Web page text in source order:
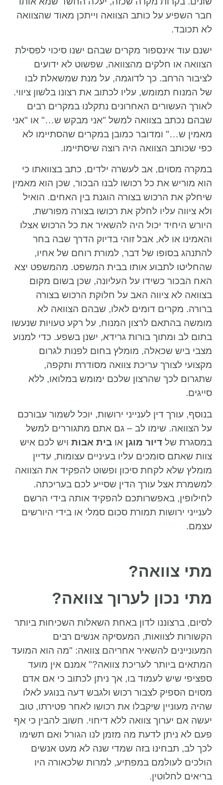
חבר השפיע על כותב הצוואה וייתכן מאוד שהצוואה
לא תכובד.
ישנם עוד אינספור מקרים שבהם ישנו סיכוי לפסילת
הצוואה או חלקים מהצוואה, שפשוט לא ידועים
לציבור הרחב. כך לדוגמה, על מנת שמשאלת לבו
של המנוח תמומש, עליו לכתוב את רצונו בלשון ציווי.
לאורך העשורים האחרונים נתקלנו במקרים רבים
שבהם נכתב בצוואה למשל "אני מבקש ש…" או "אני
מאמין ש…" ומדובר כמובן במקרים שהסתיימו לא
כפי שכותב הצוואה היה רוצה שיסתיימו.
במקרה מסוים, אב לעשרה ילדים, כתב בצוואתו כי
הוא מוריש את כל רכושו לבנו הבכור, שכן הוא מאמין
שיחלק את הרכוש בצורה הוגנת בין האחים. הואיל
ולא ציווה עליו לחלק את רכושו בצורה מפורשת,
היורש היחיד יכול היה להשאיר את כל הרכוש אצלו
והאמינו או לא, אבל זוהי בדיוק הדרך שבה בחר
להתנהג בסופו של דבר, למורת רוחם של אחיו,
שהחליטו לתבוע אותו בבית המשפט. מהמשפט יצא
האח הבכור כשידו על העליונה, שכן בשום מקום
בצוואה לא ציווה האב על חלוקת הרכוש בצורה
ברורה. מקרים דומים לאלו, שבהם הצוואה לא
מומשה בהתאם לרצון המנוח, על רקע טעויות שנעשו
בתום לב ומתוך בורות גרידא, ישנן בשפע. כדי למנוע
מצבי ביש שכאלה, מומלץ בחום לפנות לגרום
מקצועי לצורך עריכת צוואה מסודרת ותקפה,
שתגרום לכך שהרצון שלכם ימומש במלואו, ללא
סייגים.
בנוסף, עורך דין לענייני ירושות, יוכל לשמור עבורכם
על הצוואה. שימו לב – גם אתם מתגוררים למשל
במסגרת שלדיור מוגן אובית אבות ויש לכם איש
צוות שאתם סומכים עליו בעיניים עצומות, עדיין
מומלץ שלא לקחת סיכון ופשוט להפקיד את הצוואה
למשמרת אצל עורך הדין שסייע לכם בעריכתה.
לחילופין, באפשרותכם להפקיד אותה בידי הרשם
לענייני ירושות תמורת סכום סמלי או בידי היורשים
עצמם.
מתי צוואה?
מתי נכון לערוך צוואה?
לסיום, ברצוננו לדון באחת השאלות השכיחות ביותר
הקשורות לצוואות, המעסיקה אנשים רבים
המעוניינים להשאיר אחריהם צוואה: "מה הוא המועד
המתאים ביותר לעריכת צוואה?" אמנם אין מועד
ספציפי שיש לעמוד בו, אך ניתן לכתוב כי אם אדם
מסוים הספיק לצבור רכוש ולגבש דעה בנוגע לאלו
שהיה מעוניין שיקבלו את רכושו לאחר פטירתו, טוב
יעשה אם יערוך צוואה ללא דיחוי. חשוב להבין כי אף
פעם לא ניתן לדעת מה מזמן לנו הגורל ואם תשימו
לכך לב, תבחינו בזה שמדי שנה לא מעט אנשים
הולכים לעולמם במפתיע, למרות שלכאורה היו
בריאים לחלוטין.